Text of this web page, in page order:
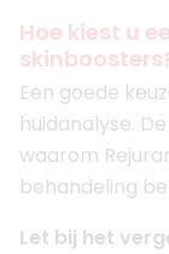
Hoe kiest u
Een goede
huidanalyse.
waarom
behandeling
Let bij het